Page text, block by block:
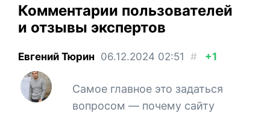
Комментарии пользователей
и отзывы экспертов
Евгений Тюрин 06.12.2024 02:51 # +1
Самое главное это задаться
вопросом — почему сайту